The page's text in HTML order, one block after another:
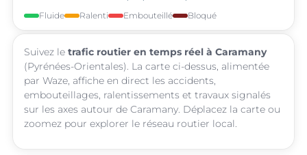
Fluide Ralenti Embouteillé Bloqué
Suivez le trafic routier en temps réel à Caramany
(Pyrénées-Orientales). La carte ci-dessus, alimentée
par Waze, affiche en direct les accidents,
embouteillages, ralentissements et travaux signalés
sur les axes autour de Caramany. Déplacez la carte ou
zoomez pour explorer le réseau routier local.